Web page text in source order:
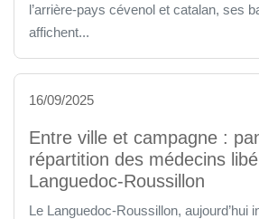
l’arrière-pays cévenol et catalan, ses
affichent...
16/09/2025
Entre ville et campagne :
répartition des médecins
Languedoc-Roussillon
Le Languedoc-Roussillon, aujourd’hui